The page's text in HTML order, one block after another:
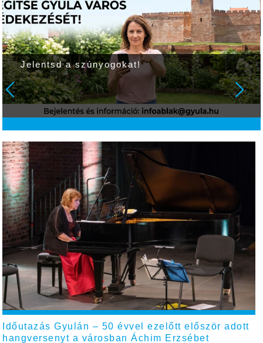
Jelentsd a szúnyogokat!
Időutazás Gyulán – 50 évvel ezelőtt először adott
hangversenyt a városban Áchim Erzsébet